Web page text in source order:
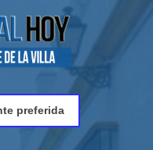
preferida